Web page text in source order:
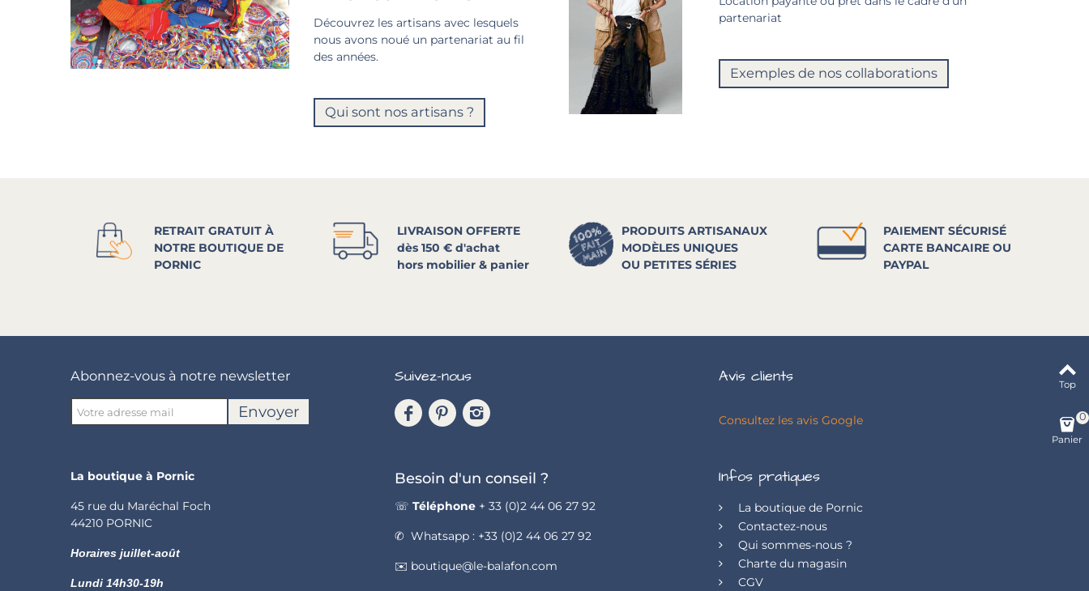
Découvrez les artisans avec lesquels
nous avons noué un partenariat au fil
des années.
Qui sont nos artisans ?
partenariat
Exemples de nos collaborations
RETRAIT GRATUIT À
NOTRE BOUTIQUE DE
PORNIC
LIVRAISON OFFERTE
dès 150 € d'achat
hors mobilier & panier
PRODUITS ARTISANAUX
MODÈLES UNIQUES
OU PETITES SÉRIES
PAIEMENT SÉCURISÉ
CARTE BANCAIRE OU
PAYPAL
Abonnez-vous à notre newsletter
Envoyer
Suivez-nous Avis clients
Consultez les avis Google
La boutique à Pornic
45 rue du Maréchal Foch
44210 PORNIC
Horaires juillet-août
Lundi 14h30-19h
Besoin d'un conseil ?
☏ Téléphone+ 33 (0)2 44 06 27 92
✆ Whatsapp : +33 (0)2 44 06 27 92
✉️ boutique@le-balafon.com
Infos pratiques
La boutique de Pornic
Contactez-nous
Qui sommes-nous ?
Charte du magasin
CGV
Top
Panier
0